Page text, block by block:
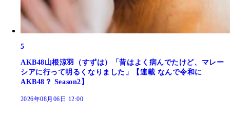
5
AKB48山根涼羽（すずは）「昔はよく病んでたけど、マレー
シアに行って明るくなりました」【連載 なんで令和に
AKB48？ Season2】
2026年08月06日 12:00